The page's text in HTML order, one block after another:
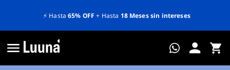
⚡️ Hasta65% OFF + Hasta 18 Meses sin intereses